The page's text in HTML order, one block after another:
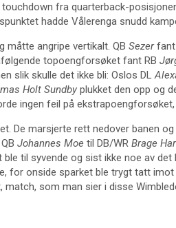
fra quarterback-
hadde Vålerenga snudd
måtte angripe vertikalt. QB Sezerfant
topoengforsøket fant RB
slik skulle det ikke bli: Oslos DL
Holt Sundby plukket den opp og
ingen feil på
De marsjerte rett nedover banen
Johannes Moe til DB/WR Brage
til syvende og sist ikke noe av
for onside sparket ble trygt tatt imot
match, som man sier i disse